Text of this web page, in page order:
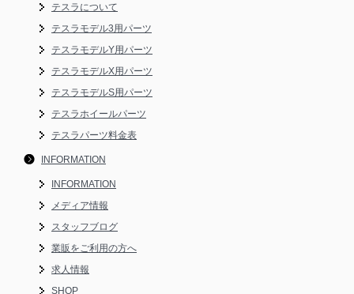
テスラについて
テスラモデル3用パーツ
テスラモデルY用パーツ
テスラモデルX用パーツ
テスラモデルS用パーツ
テスラホイールパーツ
テスラパーツ料金表
INFORMATION
INFORMATION
メディア情報
スタッフブログ
業販をご利用の方へ
求人情報
SHOP